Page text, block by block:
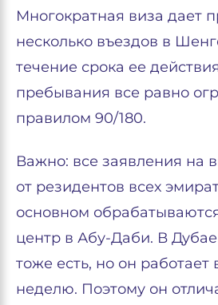
Многократная виза дает
несколько въездов в
течение срока ее
пребывания все равно
правилом 90/180.
Важно: все заявления на
от резидентов всех
основном
центр в Абу-Даби. В
тоже есть, но он работает
неделю. Поэтому он